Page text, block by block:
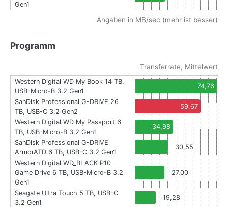
Gen1
Angaben in MB/sec (mehr ist besser)
Programm
Transferrate, Mittelwert
Western Digital WD My Book 14 TB,
USB-Micro-B 3.2 Gen1
74,76
SanDisk Professional G-DRIVE 26
TB, USB-C 3.2 Gen2
59,67
Western Digital WD My Passport 6
TB, USB-Micro-B 3.2 Gen1
34,98
SanDisk Professional G-DRIVE
ArmorATD 6 TB, USB-C 3.2 Gen1
30,55
Western Digital WD_BLACK P10
Game Drive 6 TB, USB-Micro-B 3.2
Gen1
27,00
Seagate Ultra Touch 5 TB, USB-C
3.2 Gen1
19,28